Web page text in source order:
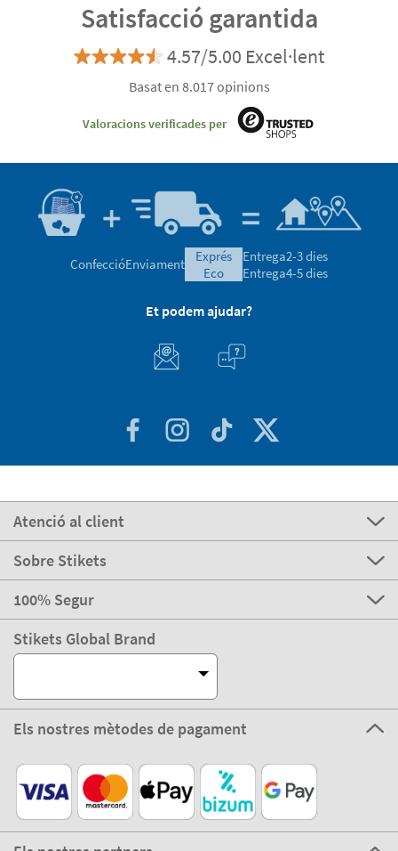
Satisfacció garantida
4.57/5.00 Excel·lent
Basat en 8.017 opinions
Valoracions verificades per
ConfeccióEnviament
exprés
eco
Entrega2-3 dies
Entrega4-5 dies
Et podem ajudar?
Atenció al client
Sobre Stikets
100% Segur
Stikets Global Brand
Els nostres mètodes de pagament